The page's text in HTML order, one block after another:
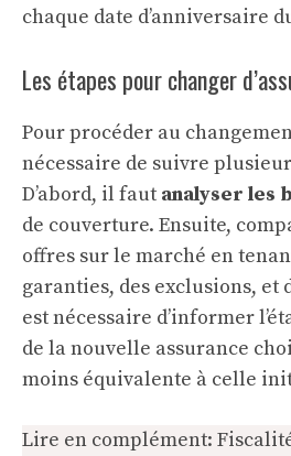
chaque date d’anniversaire
Les étapes pour changer
Pour procéder au
nécessaire de suivre
D’abord, il faut analyser les
de couverture. Ensuite,
offres sur le marché en
garanties, des exclusions, et
est nécessaire d’informer
de la nouvelle assurance
moins équivalente à celle
Lire en complément: